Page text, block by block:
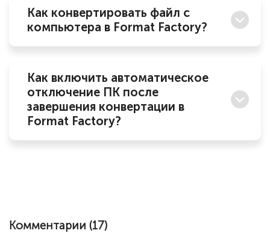
Как конвертировать файл с
компьютера в Format Factory?
Как включить автоматическое
отключение ПК после
завершения конвертации в
Format Factory?
Комментарии (17)